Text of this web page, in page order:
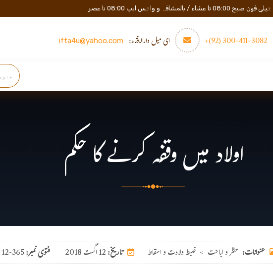
/ بالمشافہ و واٹس ایپ 08:00 تا عصر
3082-411-300 (92)+ ای میل دارالافتاء: ifta4u@yahoo.com
اولاد میں وقفہ کرنے کا حکم
فتوی نمبر:12-365 تاریخ:12 اگست 2018 عنوانات: حظر و اباحت > ضبط ولادت و اسقاط